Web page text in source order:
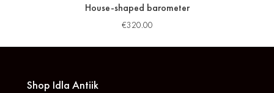
House-shaped barometer
€320.00
Shop Idla Antiik